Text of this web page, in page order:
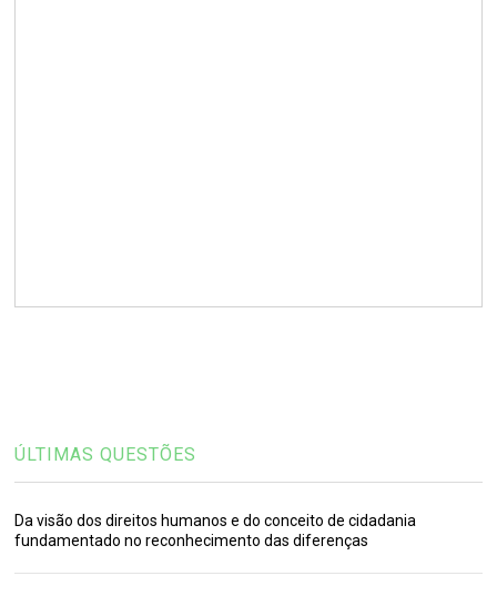
ÚLTIMAS QUESTÕES
Da visão dos direitos humanos e do conceito de cidadania
fundamentado no reconhecimento das diferenças